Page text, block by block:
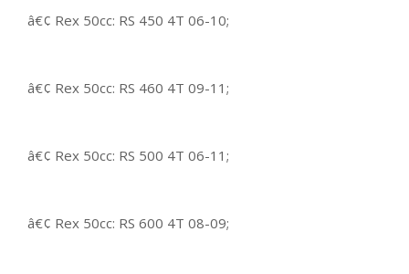
â€¢ Rex 50cc: RS 450 4T 06-10;
â€¢ Rex 50cc: RS 460 4T 09-11;
â€¢ Rex 50cc: RS 500 4T 06-11;
â€¢ Rex 50cc: RS 600 4T 08-09;